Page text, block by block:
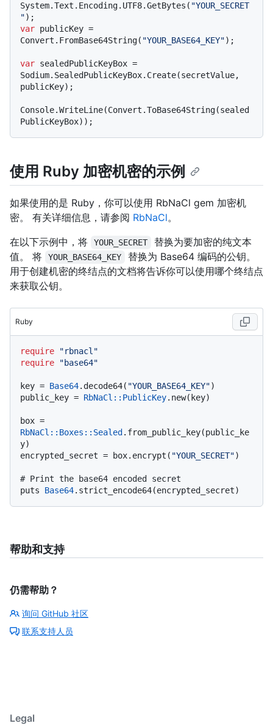
System.Text.Encoding.UTF8.GetBytes( "YOUR_SECRET
"
var publicKey =
Convert.FromBase64String( "YOUR_BASE64_KEY");
var sealedPublicKeyBox =
Sodium.SealedPublicKeyBox.Create(secretValue,
publicKey);
Console.WriteLine(Convert.ToBase64String(sealed
使用 Ruby 加密机密的示例
如果使用的是 Ruby，你可以使用 RbNaCl gem 加密机
密。 有关详细信息，请参阅 RbNaCl。
在以下示例中，将
YOUR_SECRET
替换为要加密的纯文本
值。 将
YOUR_BASE64_KEY
替换为 Base64 编码的公钥。
用于创建机密的终结点的文档将告诉你可以使用哪个终结点
来获取公钥。
Ruby
require
"rbnacl"
require
"base64"
key = Base64.decode64( "YOUR_BASE64_KEY")
public_key = RbNaCl::PublicKey.new(key)
RbNaCl : :Boxes : :Sealed .from_public_key(public_ke
y)
encrypted_secret = box.encrypt( "YOUR_SECRET")
# Print the base64 encoded secret
puts Base64
帮助和支持
仍需帮助？
询问 GitHub 社区
联系支持人员
Legal